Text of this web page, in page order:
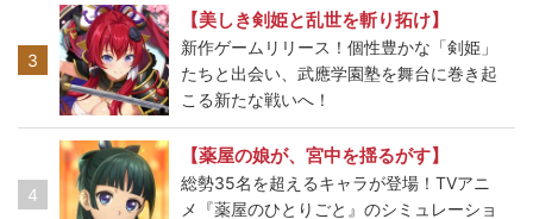
3
【美しき剣姫と乱世を斬り拓け】
新作ゲームリリース！個性豊かな「剣姫」
たちと出会い、武應学園塾を舞台に巻き起
こる新たな戦いへ！
4
【薬屋の娘が、宮中を揺るがす】
総勢35名を超えるキャラが登場！TVアニ
メ『薬屋のひとりごと』のシミュレーショ